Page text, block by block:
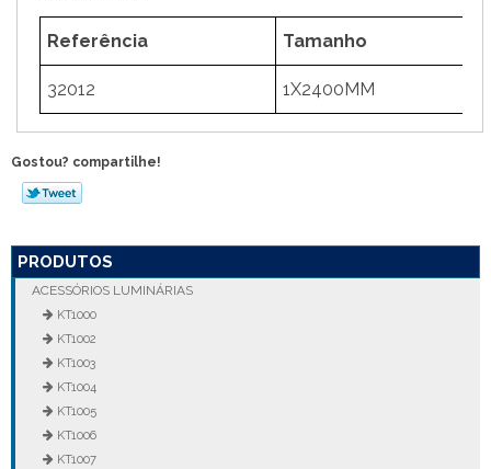
Referência Tamanho
32012 1X2400MM
Gostou? compartilhe!
PRODUTOS
ACESSÓRIOS LUMINÁRIAS
KT1000
KT1002
KT1003
KT1004
KT1005
KT1006
KT1007